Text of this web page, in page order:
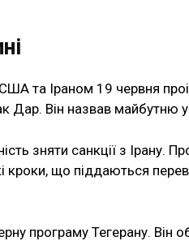
та Іраном 19 червня
Дар. Він назвав майбутню
зняти санкції з Ірану.
кроки, що піддаються
програму Тегерану. Він